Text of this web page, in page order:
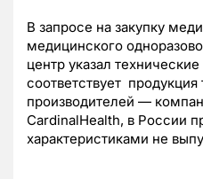
В запросе на закупку
медицинского
центр указал
соответствует
производителей —
CardinalHealth, в России
характеристиками не